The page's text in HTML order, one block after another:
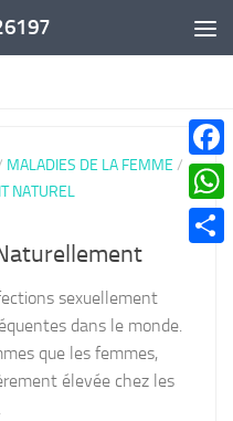
MALADIES DE LA FEMME /
NATUREL
sexuellement
dans le monde.
que les femmes,
élevée chez les